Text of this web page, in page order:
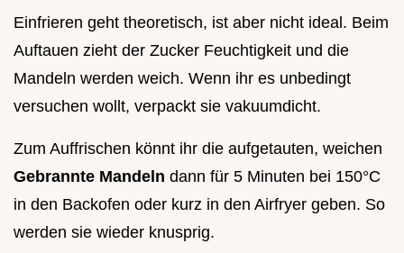
Einfrieren geht theoretisch, ist aber nicht ideal. Beim
Auftauen zieht der Zucker Feuchtigkeit und die
Mandeln werden weich. Wenn ihr es unbedingt
versuchen wollt, verpackt sie vakuumdicht.
Zum Auffrischen könnt ihr die aufgetauten, weichen
Gebrannte Mandeln dann für 5 Minuten bei 150°C
in den Backofen oder kurz in den Airfryer geben. So
werden sie wieder knusprig.